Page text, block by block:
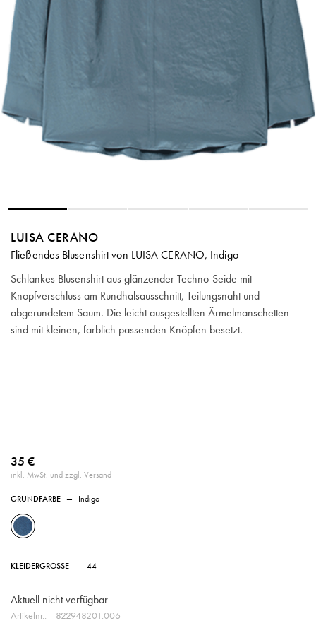
LUISA CERANO
Fließendes Blusenshirt von LUISA CERANO, Indigo
Schlankes Blusenshirt aus glänzender Techno-Seide mit
Knopfverschluss am Rundhalsausschnitt, Teilungsnaht und
abgerundetem Saum. Die leicht ausgestellten Ärmelmanschetten
sind mit kleinen, farblich passenden Knöpfen besetzt.
35 €
inkl. MwSt. und zzgl. Versand
GRUNDFARBE — Indigo
KLEIDERGRÖSSE — 44
Aktuell nicht verfügbar
Artikelnr.: | 822948201.006